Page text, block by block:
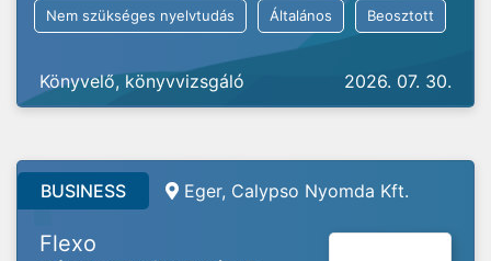
Nem szükséges nyelvtudás Általános Beosztott
Könyvelő, könyvvizsgáló 2026. 07. 30.
BUSINESS Eger, Calypso Nyomda Kft.
Flexo